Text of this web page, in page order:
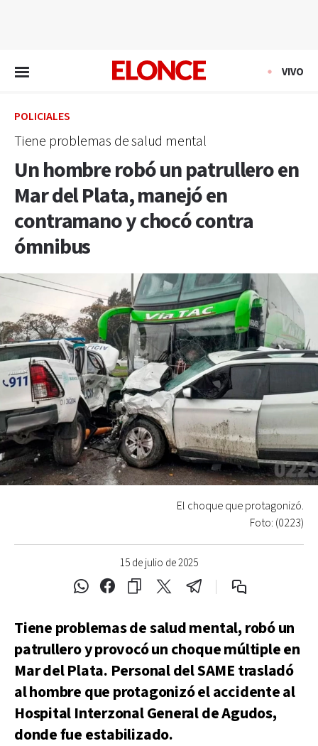
VIVO
POLICIALES
Tiene problemas de salud mental
Un hombre robó un patrullero en
Mar del Plata, manejó en
contramano y chocó contra
ómnibus
15 de julio de 2025
El choque que protagonizó.
Foto: (0223)
Tiene problemas de salud mental, robó un
patrullero y provocó un choque múltiple en
Mar del Plata. Personal del SAME trasladó
al hombre que protagonizó el accidente al
Hospital Interzonal General de Agudos,
donde fue estabilizado.